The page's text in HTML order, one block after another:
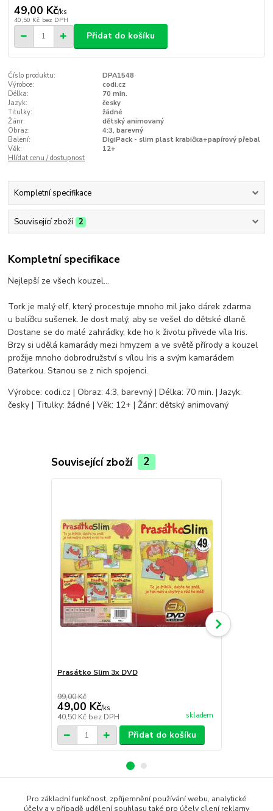
49,00 Kč/ks
40,50 Kč bez DPH
Přidat do košíku
Číslo produktu:
DPA1548
Výrobce:
codi.cz
Délka:
70 min.
Jazyk:
česky
Titulky:
žádné
Žánr:
dětský animovaný
Obraz:
4:3, barevný
Balení:
DigiPack - slim plast krabička+papírový přebal
Věk:
12+
Hlídat cenu / dostupnost
Kompletní specifikace
Související zboží 2
Kompletní specifikace
Nejlepší ze všech kouzel...
Tork je malý elf, který procestuje mnoho mil jako dárek zdarma
u balíčku sušenek. Je dost malý, aby se vešel do dětské dlaně.
Dostane se do malé zahrádky, kde ho k životu přivede víla Iris.
Brzy si udělá kamarády mezi hmyzem a ve světě přírody a kouzel
prožije mnoho dobrodružství s vílou Iris a svým kamarádem
Baterkou. Stanou se z nich spojenci.
Výrobce: codi.cz | Obraz: 4:3, barevný | Délka: 70 min. | Jazyk:
česky | Titulky: žádné | Věk: 12+ | Žánr: dětský animovaný
Související zboží 2
Prasátko Slim 3x DVD
99,00 Kč
49,00 Kč/ks
40,50 Kč bez DPH skladem
Přidat do košíku
Pro základní funkčnost, zpříjemnění používání webu, analytické
účely a v případě udělení souhlasu také pro účely cílení reklamy